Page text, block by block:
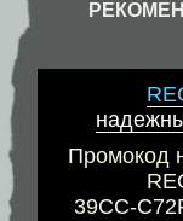
Промокод
39CC-